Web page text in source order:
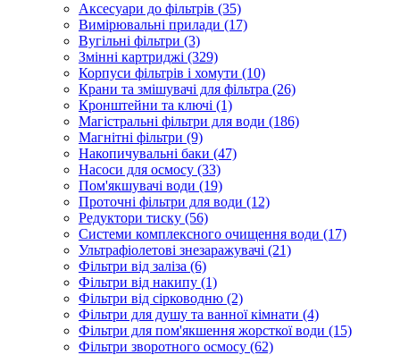
Аксесуари до фільтрів (35)
Вимірювальні прилади (17)
Вугільні фільтри (3)
Змінні картриджі (329)
Корпуси фільтрів і хомути (10)
Крани та змішувачі для фільтра (26)
Кронштейни та ключі (1)
Магістральні фільтри для води (186)
Магнітні фільтри (9)
Накопичувальні баки (47)
Насоси для осмосу (33)
Пом'якшувачі води (19)
Проточні фільтри для води (12)
Редуктори тиску (56)
Системи комплексного очищення води (17)
Ультрафіолетові знезаражувачі (21)
Фільтри від заліза (6)
Фільтри від накипу (1)
Фільтри від сірководню (2)
Фільтри для душу та ванної кімнати (4)
Фільтри для пом'якшення жорсткої води (15)
Фільтри зворотного осмосу (62)